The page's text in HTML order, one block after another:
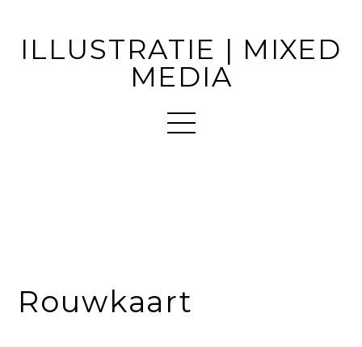
ILLUSTRATIE | MIXED
MEDIA
Rouwkaart